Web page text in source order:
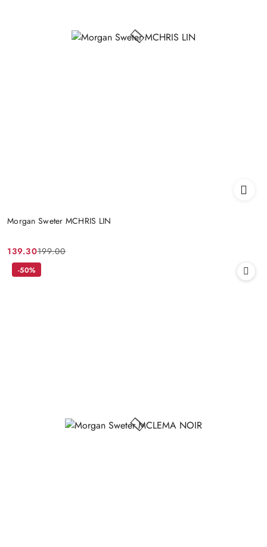
Morgan Sweter MCHRIS LIN
Cena
promocyjna:
139.30
Cena
przed
199.00
-50%